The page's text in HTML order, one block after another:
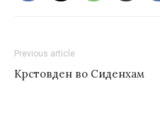
Previous article
Крстовден во Сиденхам